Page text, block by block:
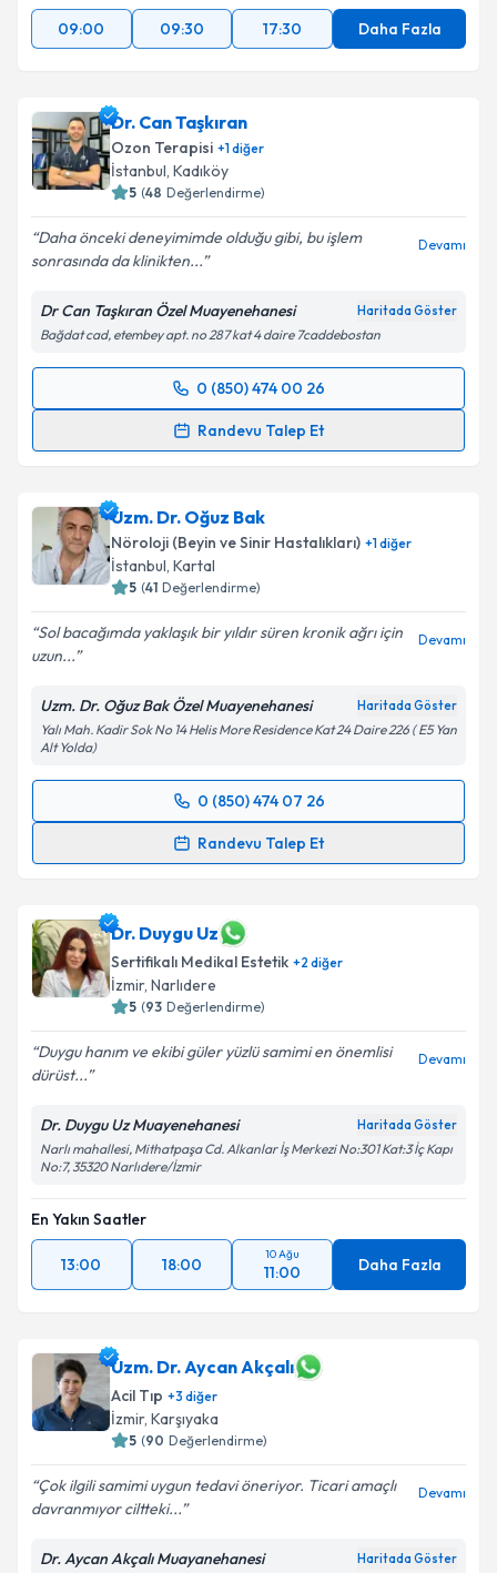
09:00
09:30 17:30 Daha Fazla
Dr. Can Taşkıran
Ozon Terapisi +1diğer
İstanbul, Kadıköy
5 (48 Değerlendirme)
Daha önceki deneyimimde olduğu gibi, bu işlem
sonrasında da klinikten...
Devamı
Dr Can Taşkıran Özel Muayenehanesi Haritada Göster
Bağdat cad, etembey apt. no 287 kat 4 daire 7caddebostan
0 (850) 474 00 26
Randevu Talep Et
Randevu Takvimi Talebi
takvim hazırlandığında e-posta ile bilgilendireceğiz.
E-posta Adresiniz
'ni okudum ve kişisel verilerimin belirtilen
kapsamda işlenmesini kabul ediyorum.
Takvim Talebini Gönder
Uzm. Dr. Oğuz Bak
Nöroloji (Beyin ve Sinir Hastalıkları) +1diğer
İstanbul, Kartal
5 (41 Değerlendirme)
Sol bacağımda yaklaşık bir yıldır süren kronik ağrı için
uzun...
Devamı
Uzm. Dr. Oğuz Bak Özel Muayenehanesi Haritada Göster
Yalı Mah. Kadir Sok No 14 Helis More Residence Kat 24 Daire 226 ( E5 Yan
Alt Yolda)
0 (850) 474 07 26
Randevu Talep Et
Randevu Takvimi Talebi
takvim hazırlandığında e-posta ile bilgilendireceğiz.
E-posta Adresiniz
kapsamda işlenmesini kabul ediyorum.
Takvim Talebini Gönder
Dr. Duygu Uz
Sertifikalı Medikal Estetik +2 diğer
İzmir, Narlıdere
5 (93 Değerlendirme)
Duygu hanım ve ekibi güler yüzlü samimi en önemlisi
dürüst...
Devamı
Dr. Duygu Uz Muayenehanesi Haritada Göster
Narlı mahallesi, Mithatpaşa Cd. Alkanlar İş Merkezi No:301 Kat:3 İç Kapı
No:7, 35320 Narlıdere/İzmir
En Yakın Saatler
13:00 18:00
10 Ağu
11:00 Daha Fazla
Uzm. Dr. Aycan Akçalı
Acil Tıp +3 diğer
İzmir, Karşıyaka
5 (90 Değerlendirme)
Çok ilgili samimi uygun tedavi öneriyor. Ticari amaçlı
davranmıyor ciltteki...
Devamı
Dr. Aycan Akçalı Muayanehanesi Haritada Göster